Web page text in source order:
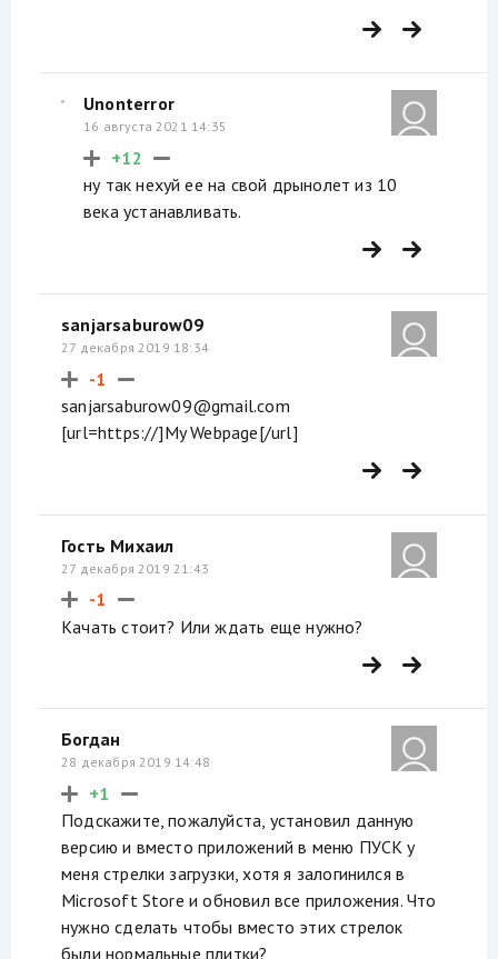
Unonterror
16 августа 2021 14:35
+12
ну так нехуй ее на свой дрынолет из 10
века устанавливать.
sanjarsaburow09
27 декабря 2019 18:34
-1
sanjarsaburow09@gmail.com
[url=https://]My Webpage[/url]
Гость Михаил
27 декабря 2019 21:43
-1
Качать стоит? Или ждать еще нужно?
Богдан
28 декабря 2019 14:48
+1
Подскажите, пожалуйста, установил данную
версию и вместо приложений в меню ПУСК у
меня стрелки загрузки, хотя я залогинился в
Microsoft Store и обновил все приложения. Что
нужно сделать чтобы вместо этих стрелок
были нормальные плитки?